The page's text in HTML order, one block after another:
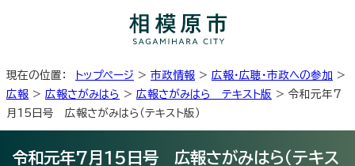
現在の位置： トップページ > 市政情報 > 広報・広聴・市政への参加 >
広報 > 広報さがみはら > 広報さがみはら テキスト版 > 令和元年7
月15日号 広報さがみはら（テキスト版）
令和元年7月15日号 広報さがみはら（テキス